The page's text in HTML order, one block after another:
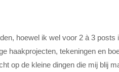
hoewel ik wel voor 2 à 3 posts
haakprojecten, tekeningen en
op de kleine dingen die mij blij